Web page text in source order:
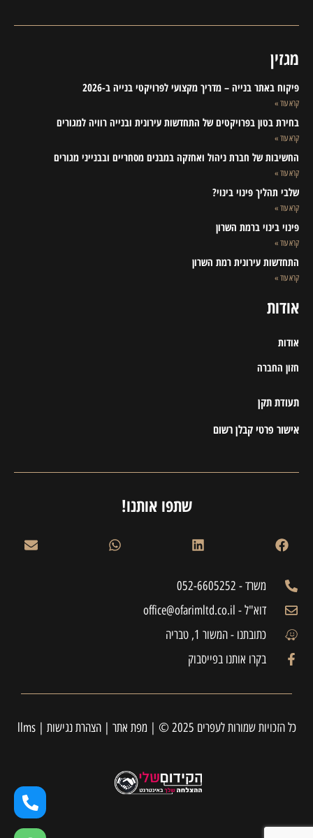
מגזין
פיקוח באתר בנייה – מדריך מקצועי לפרויקטי בנייה ב-2026
קרא עוד »
בחירת בטון בפרויקטים של התחדשות עירונית ובנייה רוויה למגורים
קרא עוד »
החשיבות של חברת ניהול ואחזקה במבנים מסחריים ובבנייני מגורים
קרא עוד »
שלבי תהליך פינוי בינוי?
קרא עוד »
פינוי בינוי ברמת השרון
קרא עוד »
התחדשות עירונית רמת השרון
קרא עוד »
אודות
אודות
חזון החברה
תעודת תקן
אישור פרטי קבלן רשום
שתפו אותנו!
משרד - 052-6605252
דוא"ל - office@ofarimltd.co.il
כתובתנו - המשור 1, טבריה
בקרו אותנו בפייסבוק
כל הזכויות שמורות לעפרים 2025 © | מפת אתר |הצהרת נגישות |
llms